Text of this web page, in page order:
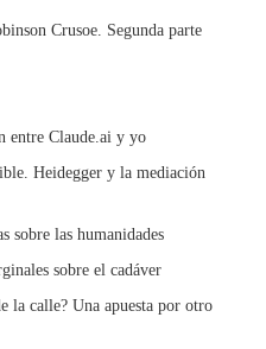
Crusoe. Segunda parte
entre Claude.ai y yo
Heidegger y la mediación
sobre las humanidades
sobre el cadáver
la calle? Una apuesta por otro